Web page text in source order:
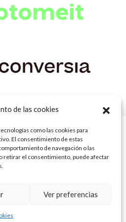
de las cookies
como las cookies para
El consentimiento de estas
de navegación o las
retirar el consentimiento, puede afectar
Ver preferencias
registro 14/45
en
Aceptar